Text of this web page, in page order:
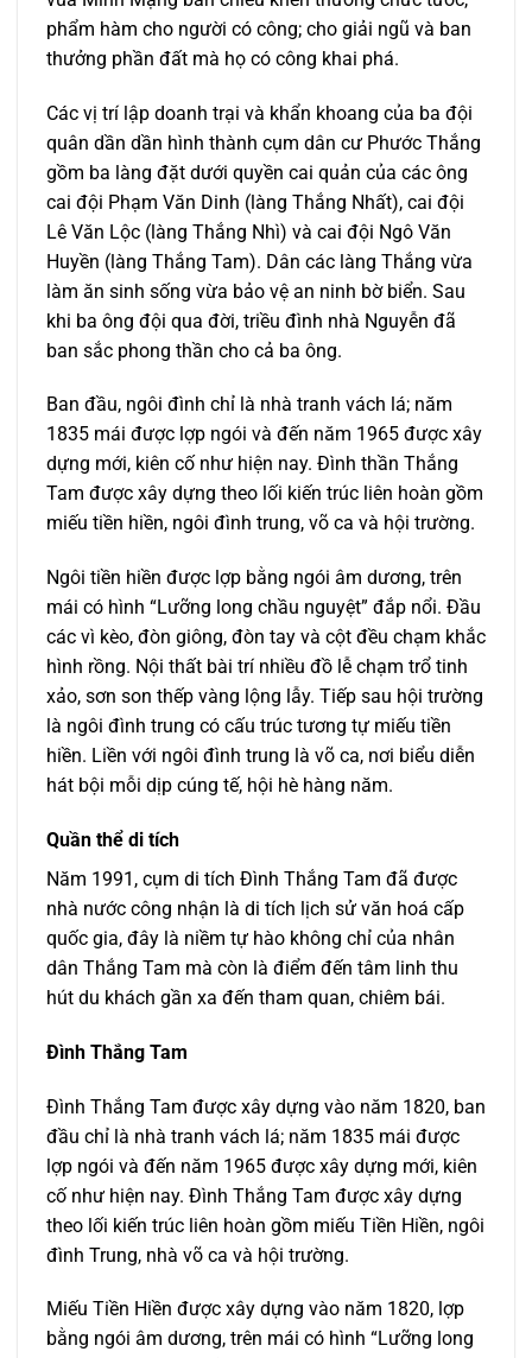
phẩm hàm cho người có công; cho giải ngũ và ban
thưởng phần đất mà họ có công khai phá.
Các vị trí lập doanh trại và khẩn khoang của ba đội
quân dần dần hình thành cụm dân cư Phước Thắng
gồm ba làng đặt dưới quyền cai quản của các ông
cai đội Phạm Văn Dinh (làng Thắng Nhất), cai đội
Lê Văn Lộc (làng Thắng Nhì) và cai đội Ngô Văn
Huyền (làng Thắng Tam). Dân các làng Thắng vừa
làm ăn sinh sống vừa bảo vệ an ninh bờ biển. Sau
khi ba ông đội qua đời, triều đình nhà Nguyễn đã
ban sắc phong thần cho cả ba ông.
Ban đầu, ngôi đình chỉ là nhà tranh vách lá; năm
1835 mái được lợp ngói và đến năm 1965 được xây
dựng mới, kiên cố như hiện nay. Đình thần Thắng
Tam được xây dựng theo lối kiến trúc liên hoàn gồm
miếu tiền hiền, ngôi đình trung, võ ca và hội trường.
Ngôi tiền hiền được lợp bằng ngói âm dương, trên
mái có hình “Lưỡng long chầu nguyệt” đắp nổi. Đầu
các vì kèo, đòn giông, đòn tay và cột đều chạm khắc
hình rồng. Nội thất bài trí nhiều đồ lễ chạm trổ tinh
xảo, sơn son thếp vàng lộng lẫy. Tiếp sau hội trường
là ngôi đình trung có cấu trúc tương tự miếu tiền
hiền. Liền với ngôi đình trung là võ ca, nơi biểu diễn
hát bội mỗi dịp cúng tế, hội hè hàng năm.
Quần thể di tích
Năm 1991, cụm di tích Đình Thắng Tam đã được
nhà nước công nhận là di tích lịch sử văn hoá cấp
quốc gia, đây là niềm tự hào không chỉ của nhân
dân Thắng Tam mà còn là điểm đến tâm linh thu
hút du khách gần xa đến tham quan, chiêm bái.
Đình Thắng Tam
Đình Thắng Tam được xây dựng vào năm 1820, ban
đầu chỉ là nhà tranh vách lá; năm 1835 mái được
lợp ngói và đến năm 1965 được xây dựng mới, kiên
cố như hiện nay. Đình Thắng Tam được xây dựng
theo lối kiến trúc liên hoàn gồm miếu Tiền Hiền, ngôi
đình Trung, nhà võ ca và hội trường.
Miếu Tiền Hiền được xây dựng vào năm 1820, lợp
bằng ngói âm dương, trên mái có hình “Lưỡng long